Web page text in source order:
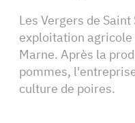
Les Vergers de
exploitation
Marne. Après la
pommes,
culture de poires.